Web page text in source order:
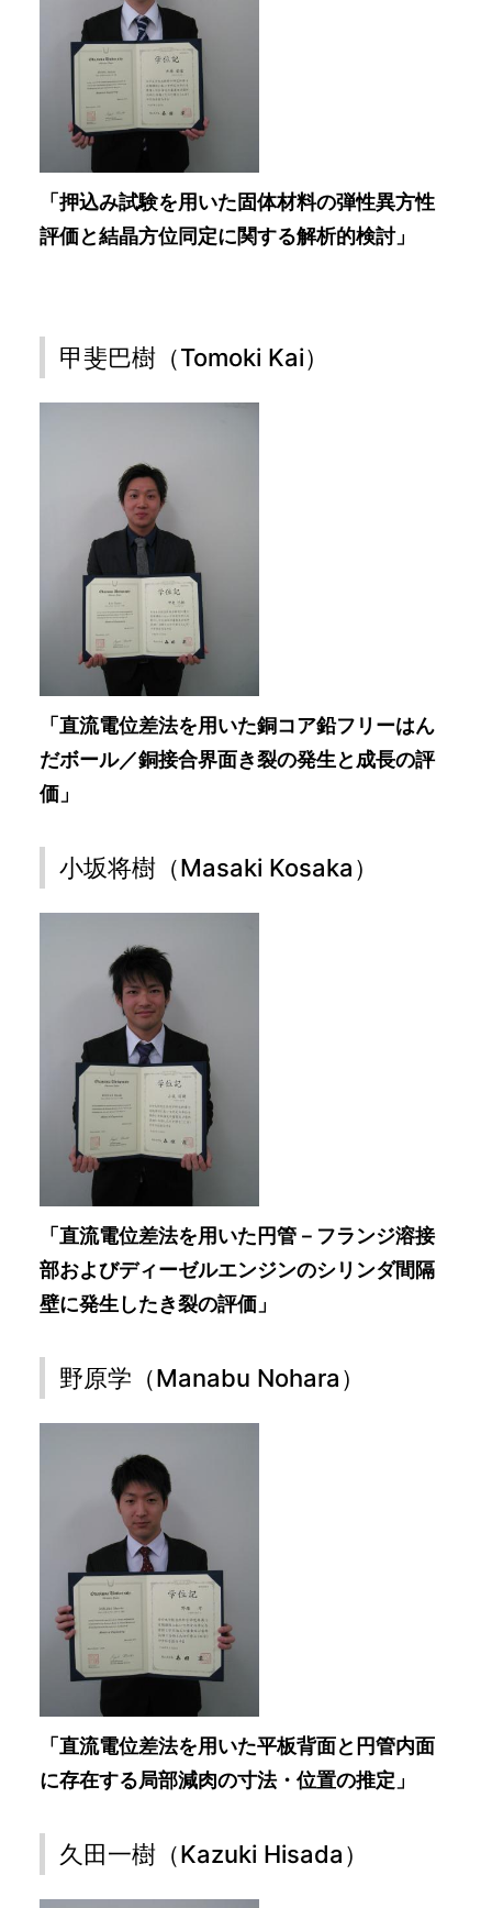
「押込み試験を用いた固体材料の弾性異方性
評価と結晶方位同定に関する解析的検討」
甲斐巴樹（Tomoki Kai）
「直流電位差法を用いた銅コア鉛フリーはん
だボール／銅接合界面き裂の発生と成長の評
価」
小坂将樹（Masaki Kosaka）
「直流電位差法を用いた円管－フランジ溶接
部およびディーゼルエンジンのシリンダ間隔
壁に発生したき裂の評価」
野原学（Manabu Nohara）
「直流電位差法を用いた平板背面と円管内面
に存在する局部減肉の寸法・位置の推定」
久田一樹（Kazuki Hisada）